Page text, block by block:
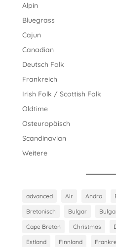
Alpin
Bluegrass
Cajun
Canadian
Deutsch Folk
Frankreich
Irish Folk / Scottish Folk
Oldtime
Osteuropäisch
Scandinavian
Weitere
advanced Air Andro
Bretonisch Bulgar
Cape Breton Christmas
Estland Finnland